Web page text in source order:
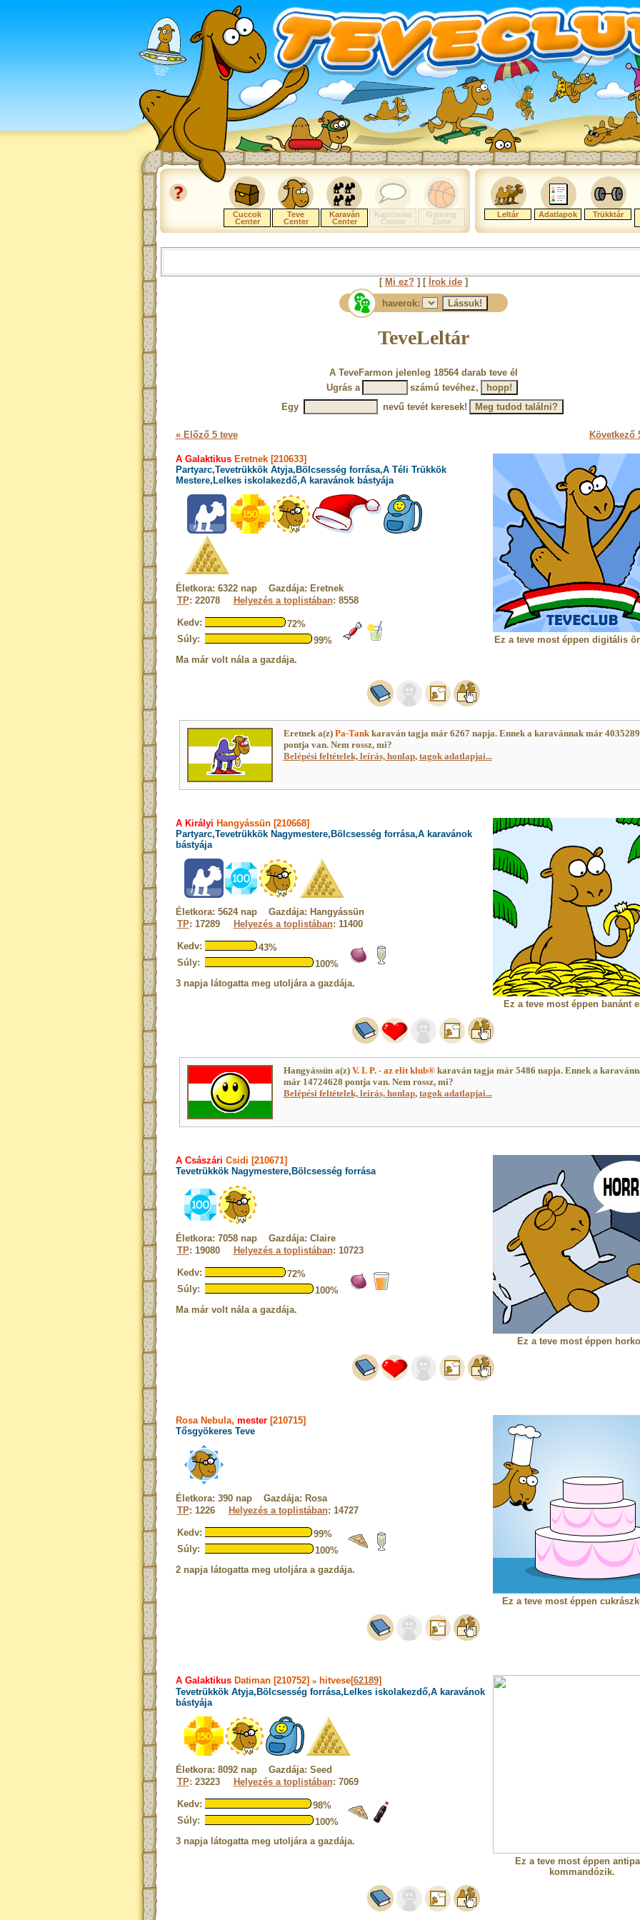
Cuccok
Center
Teve
Center
Karaván
Center
Kapcsolat
Center
Gaming
Zone
Leltár Adatlapok Trükktár
[ Mi ez?] [ Írok ide]
haverok:
TeveLeltár
A TeveFarmon jelenleg 18564 darab teve él
Ugrás a
számú tevéhez,
Egy
nevű tevét keresek!
« Előző 5 teve Következő
A GalaktikusEretnek [210633]
Partyarc,Tevetrükkök Atyja,Bölcsesség forrása,A Téli Trükkök
Mestere,Lelkes iskolakezdő,A karavánok bástyája
Életkora: 6322 nap Gazdája: Eretnek
TP: 22078 Helyezés a toplistában: 8558
Kedv:
72%
Súly:
99%
Ma már volt nála a gazdája.
Ez a teve most éppen digitális
Eretnek a(z) Pa-Tankkaraván tagja már 6267 napja. Ennek a karavánnak már
pontja van. Nem rossz, mi?
Belépési feltételek, leírás, honlap, tagok adatlapjai...
A Királyi Hangyássün [210668]
Partyarc,Tevetrükkök Nagymestere,Bölcsesség forrása,A karavánok
bástyája
Életkora: 5624 nap Gazdája: Hangyássün
TP: 17289 Helyezés a toplistában: 11400
Kedv:
43%
Súly:
100%
3 napja látogatta meg utoljára a gazdája.
Ez a teve most éppen banánt
Hangyássün a(z) V. I. P. - az elit klub®karaván tagja már 5486 napja. Ennek a
már 14724628 pontja van. Nem rossz, mi?
Belépési feltételek, leírás, honlap, tagok adatlapjai...
A Császári Csidi [210671]
Tevetrükkök Nagymestere,Bölcsesség forrása
Életkora: 7058 nap Gazdája: Claire
TP: 19080 Helyezés a toplistában: 10723
Kedv:
72%
Súly:
100%
Ma már volt nála a gazdája.
Ez a teve most éppen
Rosa Nebula, mester[210715]
Tősgyökeres Teve
Életkora: 390 nap Gazdája: Rosa
TP: 1226 Helyezés a toplistában: 14727
Kedv:
99%
Súly:
100%
2 napja látogatta meg utoljára a gazdája.
Ez a teve most éppen
A GalaktikusDatiman [210752] » hitvese[62189]
Tevetrükkök Atyja,Bölcsesség forrása,Lelkes iskolakezdő,A karavánok
bástyája
Életkora: 8092 nap Gazdája: Seed
TP: 23223 Helyezés a toplistában: 7069
Kedv:
98%
Súly:
100%
3 napja látogatta meg utoljára a gazdája.
Ez a teve most éppen
kommandózik.